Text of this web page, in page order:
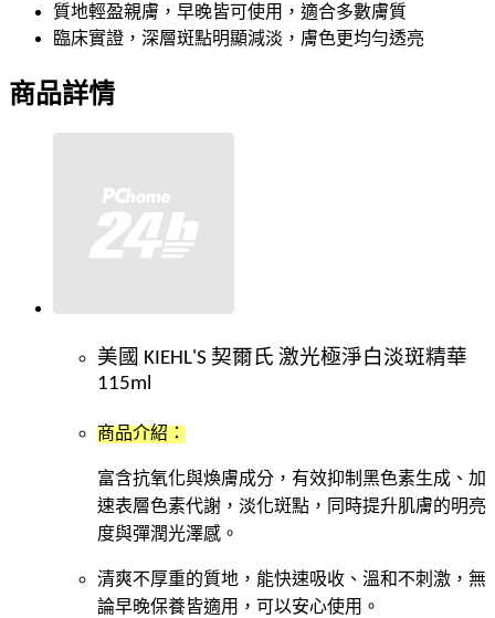
質地輕盈親膚，早晚皆可使用，適合多數膚質
臨床實證，深層斑點明顯減淡，膚色更均勻透亮
商品詳情
美國 KIEHL'S 契爾氏 激光極淨白淡斑精華
115ml
商品介紹：
富含抗氧化與煥膚成分，有效抑制黑色素生成、加
速表層色素代謝，淡化斑點，同時提升肌膚的明亮
度與彈潤光澤感。
清爽不厚重的質地，能快速吸收、溫和不刺激，無
論早晚保養皆適用，可以安心使用。